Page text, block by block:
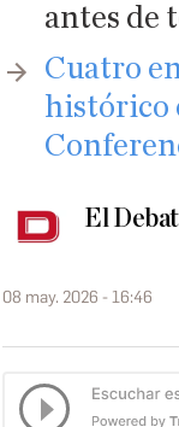
antes de
Cuatro
histórico
El
08 may. 2026 - 16:46